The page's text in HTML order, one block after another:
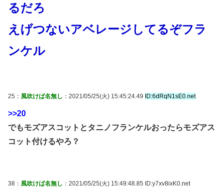
るだろ
えげつないアベレージしてるぞフラ
ンケル
25： 風吹けば名無し ：2021/05/25(火) 15:45:24.49 ID:6dRqN1sE0.net
>>20
でもモズアスコットとタニノフランケルおったらモズアス
コット付けるやろ？
38： 風吹けば名無し ：2021/05/25(火) 15:49:48.85 ID:y7xv8ixK0.net